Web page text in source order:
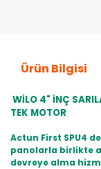
Ürün Bilgisi
WİLO 4" İNÇ
TEK MOTOR
Actun First SPU4
panolarla birlikte
devreye alma